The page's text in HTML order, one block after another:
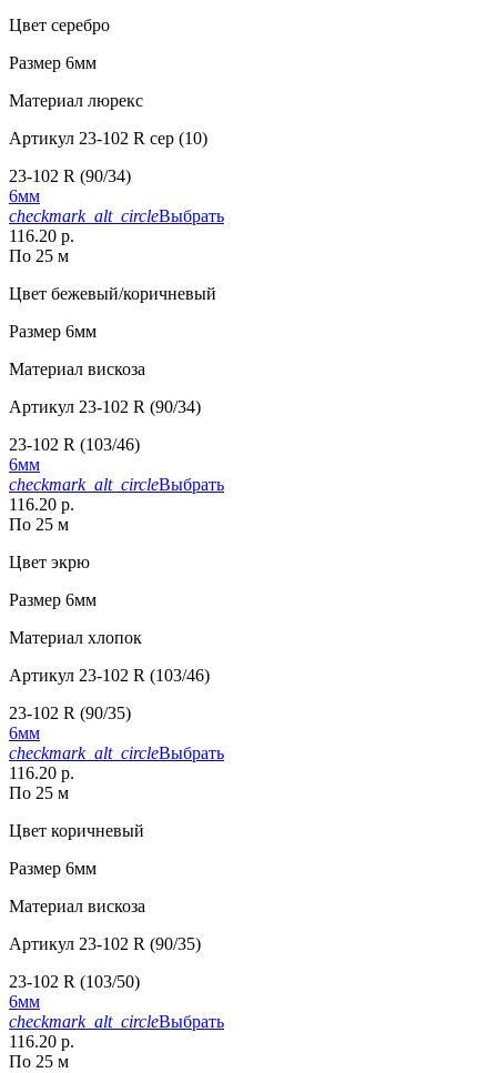
Цвет серебро
Размер 6мм
Материал люрекс
Артикул 23-102 R сер (10)
23-102 R (90/34)
6мм
checkmark_alt_circleВыбрать
116.20 р.
По 25 м
Цвет бежевый/коричневый
Размер 6мм
Материал вискоза
Артикул 23-102 R (90/34)
23-102 R (103/46)
6мм
checkmark_alt_circleВыбрать
116.20 р.
По 25 м
Цвет экрю
Размер 6мм
Материал хлопок
Артикул 23-102 R (103/46)
23-102 R (90/35)
6мм
checkmark_alt_circleВыбрать
116.20 р.
По 25 м
Цвет коричневый
Размер 6мм
Материал вискоза
Артикул 23-102 R (90/35)
23-102 R (103/50)
6мм
checkmark_alt_circleВыбрать
116.20 р.
По 25 м